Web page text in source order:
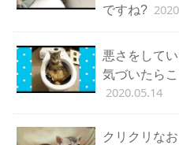
ですね?
悪さをして
気づいたら
2020.05.14
クリクリな